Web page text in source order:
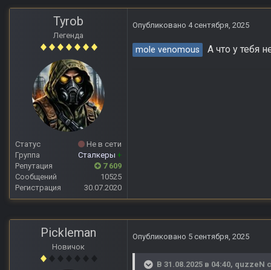
Tyrob
Легенда
Статус
Не в сети
Группа
Сталкеры +
Репутация
7 609
Сообщений
10525
Регистрация
30.07.2020
Опубликовано 4 сентября, 2025
mole venomous А что у тебя
Pickleman
Новичок
Опубликовано 5 сентября, 2025
В 31.08.2025 в 04:40, quzzeN